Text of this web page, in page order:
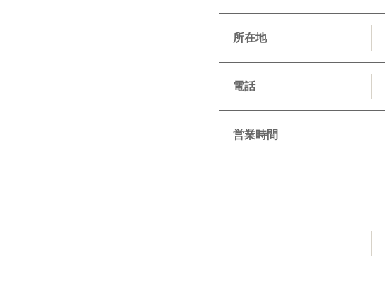
所在地
電話
営業時間